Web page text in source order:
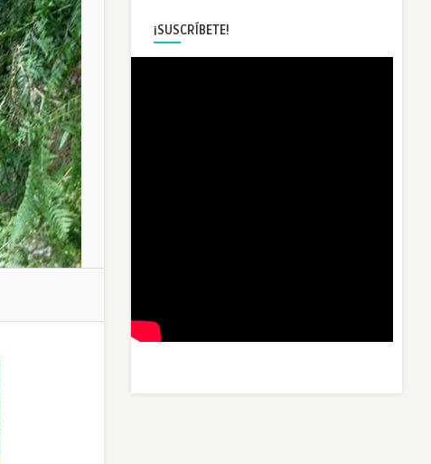
¡SUSCRÍBETE!